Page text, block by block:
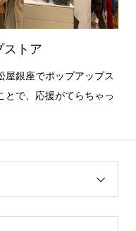
ストア
屋銀座でポップアップス
とで、応援がてらちゃっ